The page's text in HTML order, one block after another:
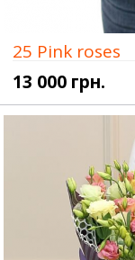
25 Pink roses
13 000 грн.